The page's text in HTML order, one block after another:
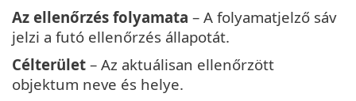
Az ellenőrzés folyamata – A folyamatjelző sáv
jelzi a futó ellenőrzés állapotát.
Célterület – Az aktuálisan ellenőrzött
objektum neve és helye.